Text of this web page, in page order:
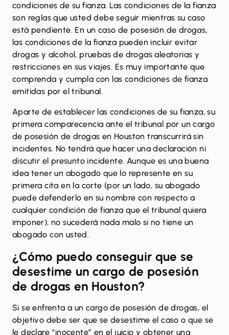
condiciones de su fianza. Las condiciones de la fianza
son reglas que usted debe seguir mientras su caso
está pendiente. En un caso de posesión de drogas,
las condiciones de la fianza pueden incluir evitar
drogas y alcohol, pruebas de drogas aleatorias y
restricciones en sus viajes. Es muy importante que
comprenda y cumpla con las condiciones de fianza
emitidas por el tribunal.
Aparte de establecer las condiciones de su fianza, su
primera comparecencia ante el tribunal por un cargo
de posesión de drogas en Houston transcurrirá sin
incidentes. No tendrá que hacer una declaración ni
discutir el presunto incidente. Aunque es una buena
idea tener un abogado que lo represente en su
primera cita en la corte (por un lado, su abogado
puede defenderlo en su nombre con respecto a
cualquier condición de fianza que el tribunal quiera
imponer), no sucederá nada malo si no tiene un
abogado con usted.
¿Cómo puedo conseguir que se
desestime un cargo de posesión
de drogas en Houston?
Si se enfrenta a un cargo de posesión de drogas, el
objetivo debe ser que se desestime el caso o que se
le declare “inocente” en el juicio y obtener una